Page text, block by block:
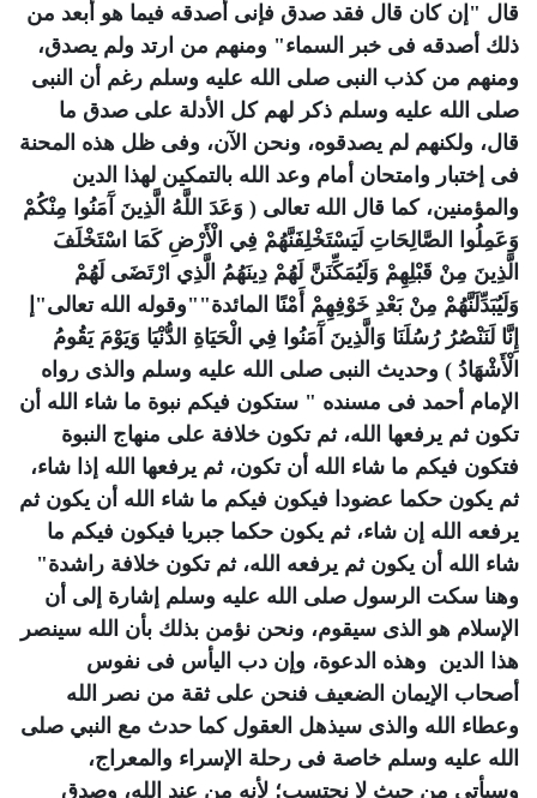
قال "إن كان قال فقد صدق فإنى أصدقه فيما هو أبعد من
ذلك أصدقه فى خبر السماء" ومنهم من ارتد ولم يصدق،
ومنهم من كذب النبى صلى الله عليه وسلم رغم أن النبى
صلى الله عليه وسلم ذكر لهم كل الأدلة على صدق ما
قال، ولكنهم لم يصدقوه، ونحن الآن، وفى ظل هذه المحنة
فى إختبار وامتحان أمام وعد الله بالتمكين لهذا الدين
والمؤمنين، كما قال الله تعالى ( وَعَدَ اللَّهُ الَّذِينَ آَمَنُوا مِنْكُمْ
وَعَمِلُوا الصَّالِحَاتِ لَيَسْتَخْلِفَنَّهُمْ فِي الْأَرْضِ كَمَا اسْتَخْلَفَ
الَّذِينَ مِنْ قَبْلِهِمْ وَلَيُمَكِّنَنَّ لَهُمْ دِينَهُمُ الَّذِي ارْتَضَى لَهُمْ
وَلَيُبَدِّلَنَّهُمْ مِنْ بَعْدِ خَوْفِهِمْ أَمْنًا المائدة""وقوله الله تعالى"إ
إِنَّا لَنَنْصُرُ رُسُلَنَا وَالَّذِينَ آَمَنُوا فِي الْحَيَاةِ الدُّنْيَا وَيَوْمَ يَقُومُ
الْأَشْهَادُ ) وحديث النبى صلى الله عليه وسلم والذى رواه
الإمام أحمد فى مسنده " ستكون فيكم نبوة ما شاء الله أن
تكون ثم يرفعها الله، ثم تكون خلافة على منهاج النبوة
فتكون فيكم ما شاء الله أن تكون، ثم يرفعها الله إذا شاء،
ثم يكون حكما عضودا فيكون فيكم ما شاء الله أن يكون ثم
يرفعه الله إن شاء، ثم يكون حكما جبريا فيكون فيكم ما
شاء الله أن يكون ثم يرفعه الله، ثم تكون خلافة راشدة"
وهنا سكت الرسول صلى الله عليه وسلم إشارة إلى أن
الإسلام هو الذى سيقوم، ونحن نؤمن بذلك بأن الله سينصر
هذا الدين وهذه الدعوة، وإن دب اليأس فى نفوس
أصحاب الإيمان الضعيف فنحن على ثقة من نصر الله
وعطاء الله والذى سيذهل العقول كما حدث مع النبي صلى
الله عليه وسلم خاصة فى رحلة الإسراء والمعراج،
وسيأتي من حيث لا نحتسب؛ لأنه من عند الله، وصدق